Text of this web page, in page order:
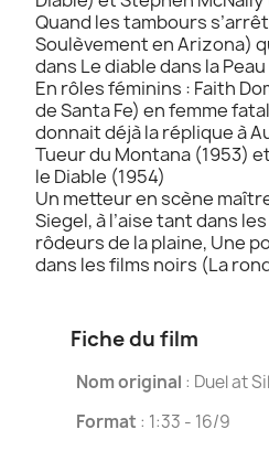
Quand les tambours
Soulèvement en Arizona)
dans Le diable dans la
En rôles féminins : Faith
de Santa Fe) en femme
donnait déjà la réplique à
Tueur du Montana (1953)
le Diable (1954)
Un metteur en scène
Siegel, à l’aise tant dans
rôdeurs de la plaine, Une
dans les films noirs (La
Fiche du film
Nom original : Duel at
Format : 1:33 - 16/9